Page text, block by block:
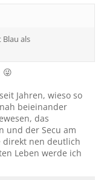
als
😜
Jahren, wieso so
beieinander
das
und der Secu am
direkt nen deutlich
Leben werde ich